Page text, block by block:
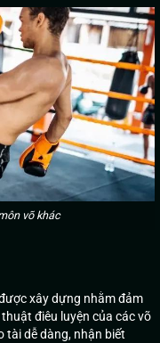
võ khác
xây dựng nhằm đảm
điêu luyện của các võ
tài dễ dàng, nhận biết